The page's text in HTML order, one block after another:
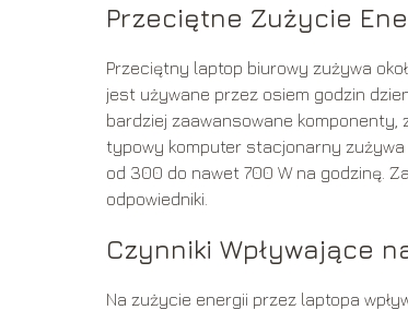
Przeciętne Zużycie
Przeciętny laptop biurowy zużywa
jest używane przez osiem godzin
bardziej zaawansowane komponenty,
typowy komputer stacjonarny zużywa
od 300 do nawet 700 W na godzinę.
odpowiedniki.
Czynniki Wpływające
Na zużycie energii przez laptopa